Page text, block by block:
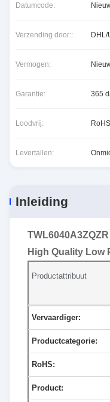
Datumcode:
Verzending door:: DHL/
Vermogen:
Garantie: 365
Loodvrij:
Levertallen:
Inleiding
High Quality Low
Productattribuut
Vervaardiger:
Productcategorie:
RoHS:
Product: